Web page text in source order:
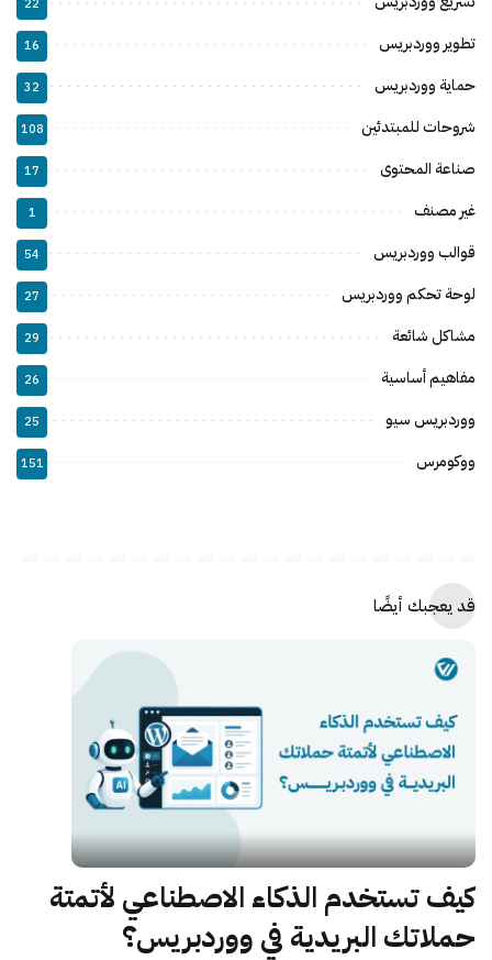
تطوير ووردبريس 16
حماية ووردبريس 32
شروحات للمبتدئين 108
صناعة المحتوى 17
غير مصنف 1
قوالب ووردبريس 54
لوحة تحكم ووردبريس 27
مشاكل شائعة 29
مفاهيم أساسية 26
ووردبريس سيو 25
ووكومرس 151
قد يعجبك أيضًا
كيف تستخدم الذكاء الاصطناعي لأتمتة
حملاتك البريدية في ووردبريس؟